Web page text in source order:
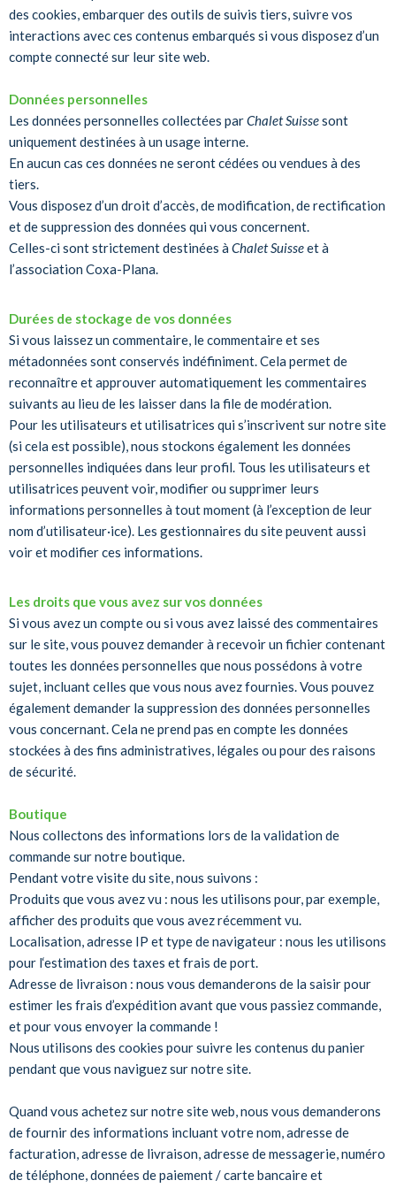
des cookies, embarquer des outils de suivis tiers, suivre vos
interactions avec ces contenus embarqués si vous disposez d’un
compte connecté sur leur site web.
Données personnelles
Les données personnelles collectées parChalet Suissesont
uniquement destinées à un usage interne.
En aucun cas ces données ne seront cédées ou vendues à des
tiers.
Vous disposez d’un droit d’accès, de modification, de rectification
et de suppression des données qui vous concernent.
Celles-ci sont strictement destinées à Chalet Suisseet à
l’association Coxa-Plana.
Durées de stockage de vos données
Si vous laissez un commentaire, le commentaire et ses
métadonnées sont conservés indéfiniment. Cela permet de
reconnaître et approuver automatiquement les commentaires
suivants au lieu de les laisser dans la file de modération.
Pour les utilisateurs et utilisatrices qui s’inscrivent sur notre site
(si cela est possible), nous stockons également les données
personnelles indiquées dans leur profil. Tous les utilisateurs et
utilisatrices peuvent voir, modifier ou supprimer leurs
informations personnelles à tout moment (à l’exception de leur
nom d’utilisateur·ice). Les gestionnaires du site peuvent aussi
voir et modifier ces informations.
Les droits que vous avez sur vos données
Si vous avez un compte ou si vous avez laissé des commentaires
sur le site, vous pouvez demander à recevoir un fichier contenant
toutes les données personnelles que nous possédons à votre
sujet, incluant celles que vous nous avez fournies. Vous pouvez
également demander la suppression des données personnelles
vous concernant. Cela ne prend pas en compte les données
stockées à des fins administratives, légales ou pour des raisons
de sécurité.
Boutique
Nous collectons des informations lors de la validation de
commande sur notre boutique.
Pendant votre visite du site, nous suivons :
Produits que vous avez vu : nous les utilisons pour, par exemple,
afficher des produits que vous avez récemment vu.
Localisation, adresse IP et type de navigateur : nous les utilisons
pour l‘estimation des taxes et frais de port.
Adresse de livraison : nous vous demanderons de la saisir pour
estimer les frais d’expédition avant que vous passiez commande,
et pour vous envoyer la commande !
Nous utilisons des cookies pour suivre les contenus du panier
pendant que vous naviguez sur notre site.
Quand vous achetez sur notre site web, nous vous demanderons
de fournir des informations incluant votre nom, adresse de
facturation, adresse de livraison, adresse de messagerie, numéro
de téléphone, données de paiement / carte bancaire et